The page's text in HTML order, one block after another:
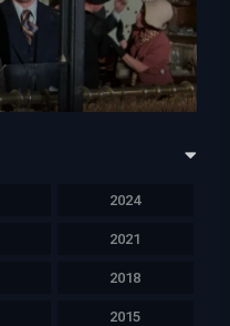
2024
2021
2018
2015